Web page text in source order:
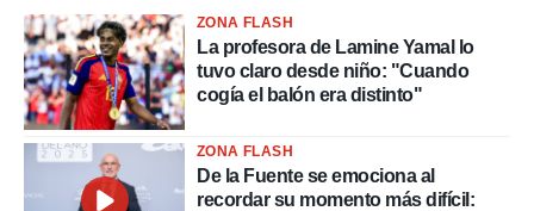
ZONA FLASH
La profesora de Lamine Yamal lo
tuvo claro desde niño: "Cuando
cogía el balón era distinto"
ZONA FLASH
De la Fuente se emociona al
recordar su momento más difícil: